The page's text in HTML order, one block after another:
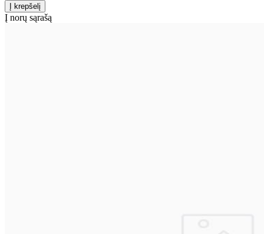
Į norų sąrašą